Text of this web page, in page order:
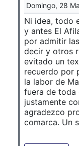
Domingo, 28
Ni idea, todo
y antes El
por admitir
decir y otros
evitado un
recuerdo por
la labor de
fuera de toda
justamente
agradezco
comarca. Un